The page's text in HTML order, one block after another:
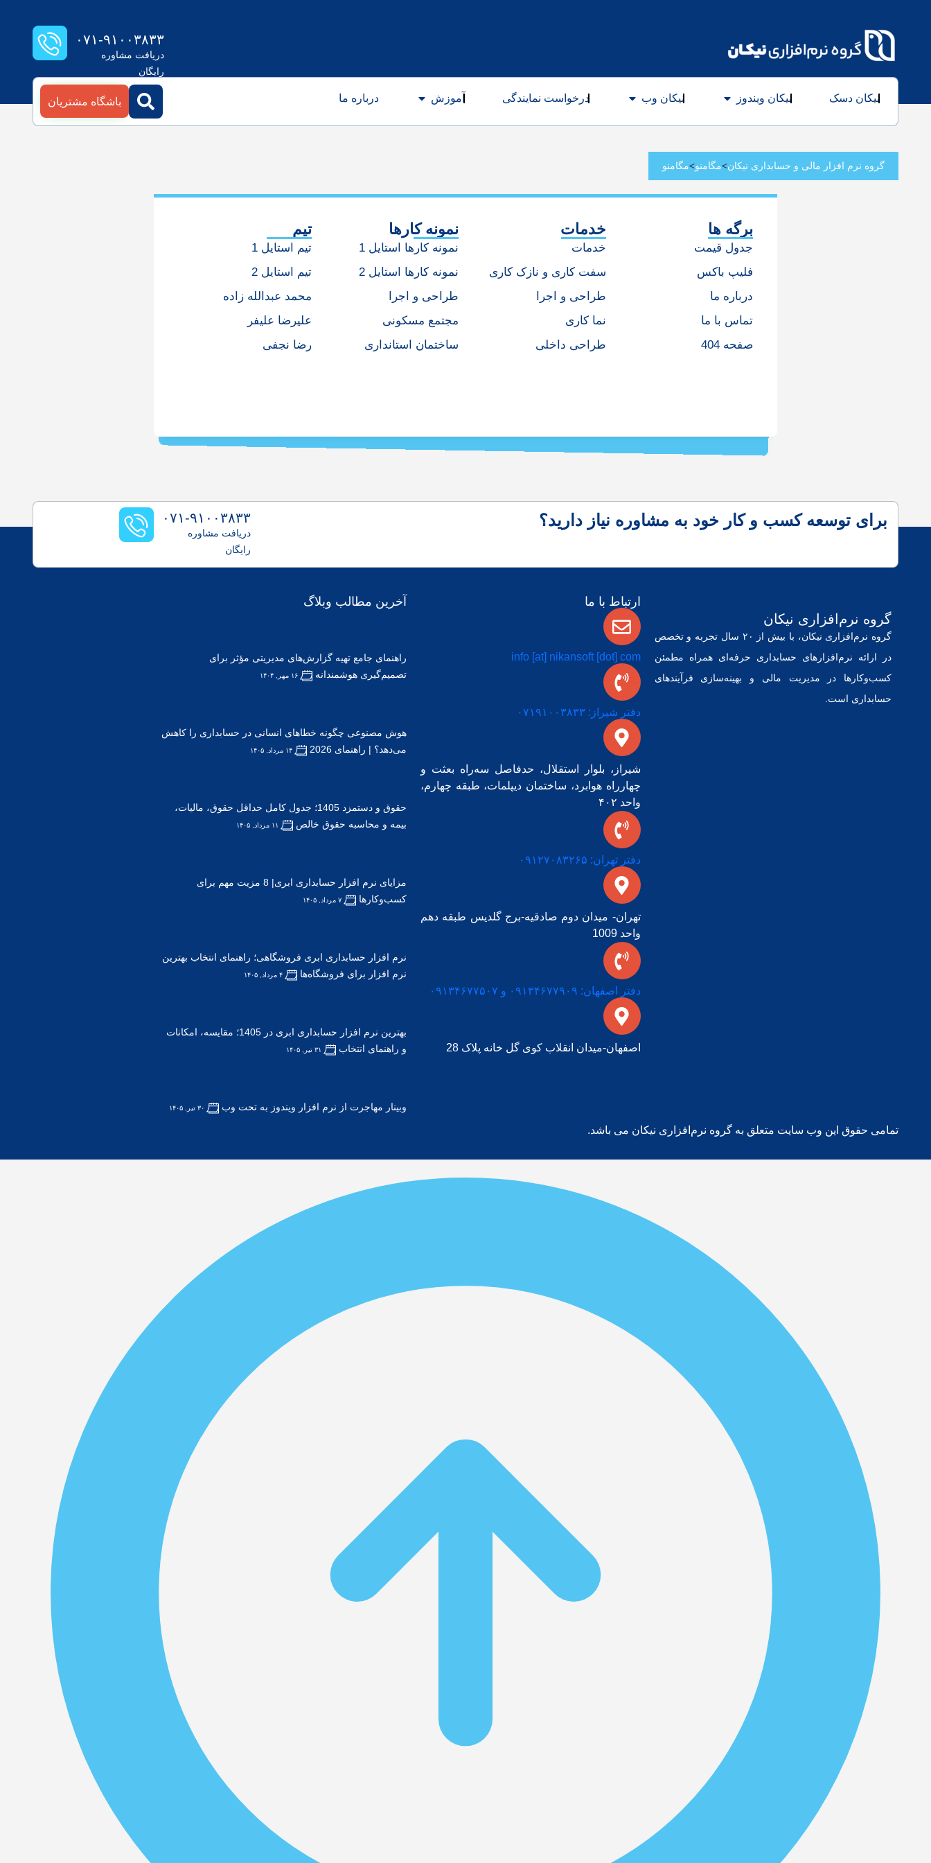
۰۷۱-۹۱۰۰۳۸۳۳
دریافت مشاوره
رایگان
نیکان دسک نیکان ویندوز نیکان وب درخواست نمایندگی آموزش درباره ما باشگاه مشتریان
مگامنو
گروه نرم افزار مالی و حسابداری نیکان>مگامنو>مگامنو
برگه ها
جدول قیمت
فلیپ باکس
درباره ما
تماس با ما
صفحه 404
خدمات
خدمات
سفت کاری و نازک کاری
طراحی و اجرا
نما کاری
طراحی داخلی
نمونه کارها
نمونه کارها استایل 1
نمونه کارها استایل 2
طراحی و اجرا
مجتمع مسکونی
ساختمان استانداری
تیم
تیم استایل 1
تیم استایل 2
محمد عبدالله زاده
علیرضا علیفر
رضا نجفی
برای توسعه کسب و کار خود به مشاوره نیاز دارید؟ ۰۷۱-۹۱۰۰۳۸۳۳
دریافت مشاوره
رایگان
گروه نرم‌افزاری نیکان
گروه نرم‌افزاری نیکان، با بیش از ۲۰ سال تجربه و تخصص
در ارائه‌ نرم‌افزارهای حسابداری حرفه‌ای همراه مطمئن
کسب‌وکارها در مدیریت مالی و بهینه‌سازی فرآیندهای
حسابداری است.
ارتباط با ما
info [at] nikansoft [dot] com
دفتر شیراز: ۰۷۱۹۱۰۰۳۸۳۳
شیراز، بلوار استقلال، حدفاصل سه‌راه بعثت و
چهار‌راه هوابرد، ساختمان دیپلمات، طبقه چهارم،
واحد ۴۰۲
دفتر تهران: ۰۹۱۲۷۰۸۳۲۶۵
تهران- میدان دوم صادقیه-برج گلدیس طبقه دهم
واحد 1009
دفتر اصفهان: ۰۹۱۳۴۶۷۷۹۰۹ و ۰۹۱۳۴۶۷۷۵۰۷
اصفهان-میدان انقلاب کوی گل خانه پلاک 28
آخرین مطالب وبلاگ
راهنمای جامع تهیه گزارش‌های مدیریتی مؤثر برای
تصمیم‌گیری هوشمندانه
هوش مصنوعی چگونه خطاهای انسانی در حسابداری را کاهش
می‌دهد؟ | راهنمای 2026
حقوق و دستمزد 1405؛ جدول کامل حداقل حقوق، مالیات،
بیمه و محاسبه حقوق خالص
مزایای نرم افزار حسابداری ابری| 8 مزیت مهم برای
کسب‌وکارها
نرم افزار حسابداری ابری فروشگاهی؛ راهنمای انتخاب بهترین
نرم افزار برای فروشگاه‌ها
بهترین نرم افزار حسابداری ابری در 1405؛ مقایسه، امکانات
و راهنمای انتخاب
وبینار مهاجرت از نرم افزار ویندوز به تحت وب
تمامی حقوق این وب سایت متعلق به گروه نرم‌افزاری نیکان می باشد.